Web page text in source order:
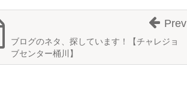
ブログのネタ、探しています！【チャレジョ
ブセンター桶川】
Prev